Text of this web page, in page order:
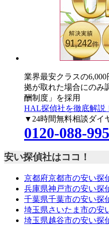
業界最安クラスの6,000
拠が取れた場合にのみ
酬制度」を採用
HAL探偵社を徹底解説
▼24時間無料相談ダイ
0120-088-995
安い探偵社はココ！
京都府京都市の安い探
兵庫県神戸市の安い探
千葉県千葉市の安い探
埼玉県さいたま市の安
埼玉県越谷市の安い探